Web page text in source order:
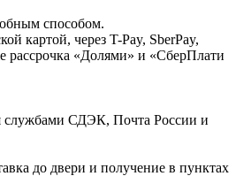
способом.
картой, через T-Pay, SberPay,
рассрочка «Долями» и «СберПлати
службами СДЭК, Почта России и
до двери и получение в пунктах